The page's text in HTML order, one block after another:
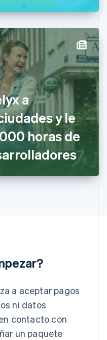
a
y le
horas de
a aceptar pagos
ni datos
contacto con
un paquete